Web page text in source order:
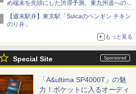
め端末を先頭にした渋滞予測。東九州道への迂
回は料金調整を実施
【週末駅弁】東京駅「Suicaのペンギン チキン
のり弁」
もっと見る
Special Site
「A&ultima SP4000T」の魅
力！ポケットに入るオーディ